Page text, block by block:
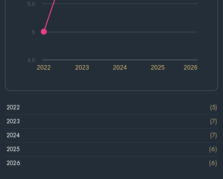
2022 2024 2026
2023 2025
4.5
5
5.5
2022
(5)
2023
(7)
2024
(7)
2025
(6)
2026
(6)